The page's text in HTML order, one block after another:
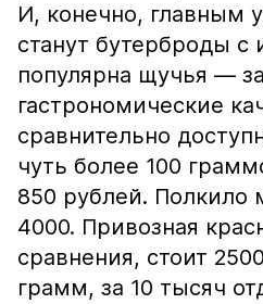
И, конечно, главным
станут бутерброды с
популярна щучья —
гастрономические
сравнительно
чуть более 100
850 рублей. Полкило
4000. Привозная
сравнения, стоит
грамм, за 10 тысяч